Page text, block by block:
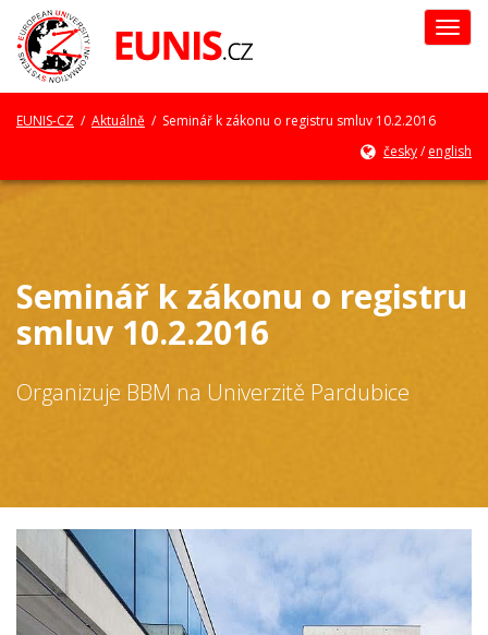
EUNIS-CZ / Aktuálně / Seminář k zákonu o registru smluv 10.2.2016
česky/english
Seminář k zákonu o registru
smluv 10.2.2016
Organizuje BBM na Univerzitě Pardubice